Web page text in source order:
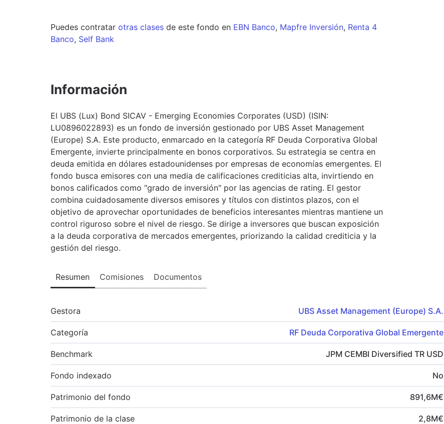
Puedes contratar otras clases de este fondo en EBN Banco, Mapfre Inversión, Renta 4
Banco, Self Bank
Información
El UBS (Lux) Bond SICAV - Emerging Economies Corporates (USD) (ISIN:
LU0896022893) es un fondo de inversión gestionado por UBS Asset Management
(Europe) S.A. Este producto, enmarcado en la categoría RF Deuda Corporativa Global
Emergente, invierte principalmente en bonos corporativos. Su estrategia se centra en
deuda emitida en dólares estadounidenses por empresas de economías emergentes. El
fondo busca emisores con una media de calificaciones crediticias alta, invirtiendo en
bonos calificados como "grado de inversión" por las agencias de rating. El gestor
combina cuidadosamente diversos emisores y títulos con distintos plazos, con el
objetivo de aprovechar oportunidades de beneficios interesantes mientras mantiene un
control riguroso sobre el nivel de riesgo. Se dirige a inversores que buscan exposición
a la deuda corporativa de mercados emergentes, priorizando la calidad crediticia y la
gestión del riesgo.
Resumen Comisiones Documentos
Gestora UBS Asset Management (Europe) S.A.
Categoría RF Deuda Corporativa Global Emergente
Benchmark JPM CEMBI Diversified TR USD
Fondo indexado No
Patrimonio del fondo 891,6M€
Patrimonio de la clase 2,8M€